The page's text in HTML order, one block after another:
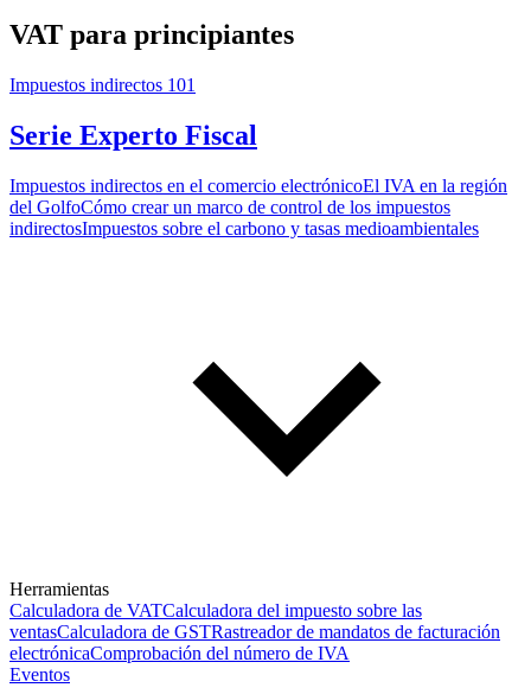
VAT para principiantes
Impuestos indirectos 101
Serie Experto Fiscal
Impuestos indirectos en el comercio electrónicoEl IVA en la región
del GolfoCómo crear un marco de control de los impuestos
indirectosImpuestos sobre el carbono y tasas medioambientales
Herramientas
Calculadora de VATCalculadora del impuesto sobre las
ventasCalculadora de GSTRastreador de mandatos de facturación
electrónicaComprobación del número de IVA
Eventos